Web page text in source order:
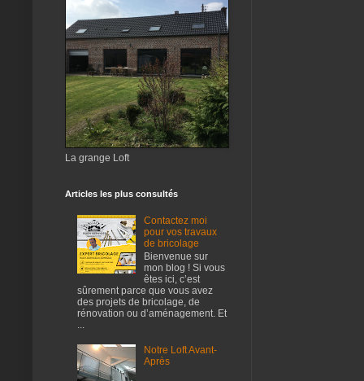
La grange Loft
Articles les plus consultés
Contactez moi
pour vos travaux
de bricolage
Bienvenue sur
mon blog ! Si vous
êtes ici, c’est
sûrement parce que vous avez
des projets de bricolage, de
rénovation ou d’aménagement. Et
...
Notre Loft Avant-
Après